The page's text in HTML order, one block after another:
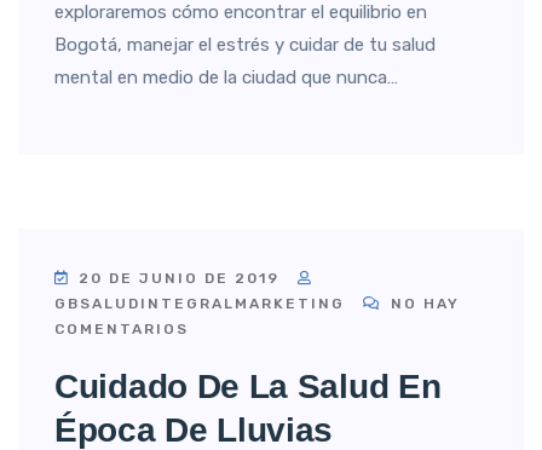
exploraremos cómo encontrar el equilibrio en
Bogotá, manejar el estrés y cuidar de tu salud
mental en medio de la ciudad que nunca…
20 DE JUNIO DE 2019
GBSALUDINTEGRALMARKETING
NO HAY
COMENTARIOS
Cuidado De La Salud En
Época De Lluvias